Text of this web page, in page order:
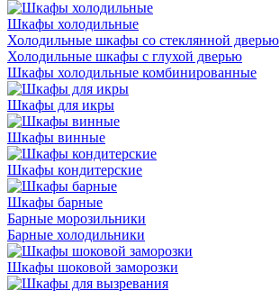
Шкафы холодильные
Холодильные шкафы со стеклянной дверью
Холодильные шкафы с глухой дверью
Шкафы холодильные комбинированные
Шкафы для икры
Шкафы винные
Шкафы кондитерские
Шкафы барные
Барные морозильники
Барные холодильники
Шкафы шоковой заморозки